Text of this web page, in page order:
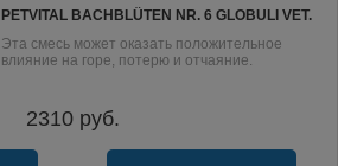
PETVITAL BACHBLÜTEN NR. 6 GLOBULI VET.
Эта смесь может оказать положительное
влияние на горе, потерю и отчаяние.
2310руб.